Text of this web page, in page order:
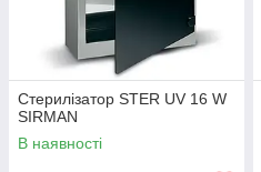
Стерилізатор STER UV 16 W
SIRMAN
В наявності